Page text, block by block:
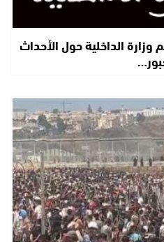
الداخلية حول الأحداث